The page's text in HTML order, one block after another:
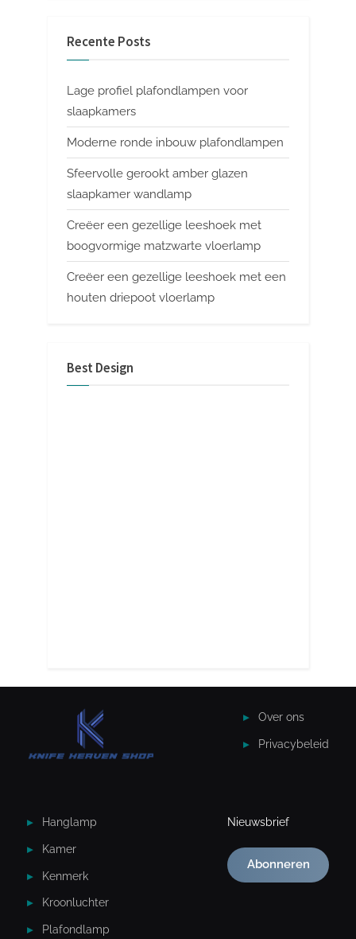
Recente Posts
Lage profiel plafondlampen voor
slaapkamers
Moderne ronde inbouw plafondlampen
Sfeervolle gerookt amber glazen
slaapkamer wandlamp
Creëer een gezellige leeshoek met
boogvormige matzwarte vloerlamp
Creëer een gezellige leeshoek met een
houten driepoot vloerlamp
Best Design
Over ons
Privacybeleid
Hanglamp
Kamer
Kenmerk
Kroonluchter
Plafondlamp
Nieuwsbrief
Abonneren